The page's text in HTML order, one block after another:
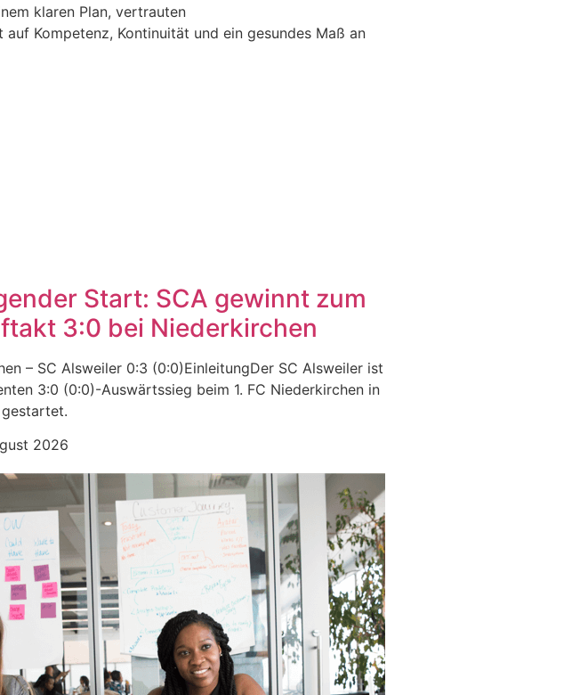
klaren Plan, vertrauten
Kompetenz, Kontinuität und ein gesundes Maß an
Start: SCA gewinnt zum
3:0 bei Niederkirchen
– SC Alsweiler 0:3 (0:0)EinleitungDer SC Alsweiler ist
3:0 (0:0)-Auswärtssieg beim 1. FC Niederkirchen in
2026